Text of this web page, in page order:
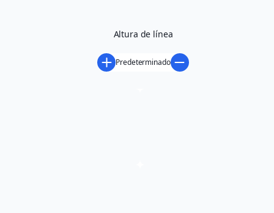
Altura de línea
Predeterminado